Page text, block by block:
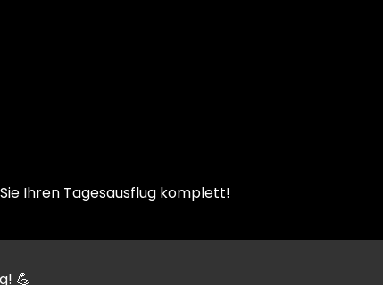
Ihren Tagesausflug komplett!
💪